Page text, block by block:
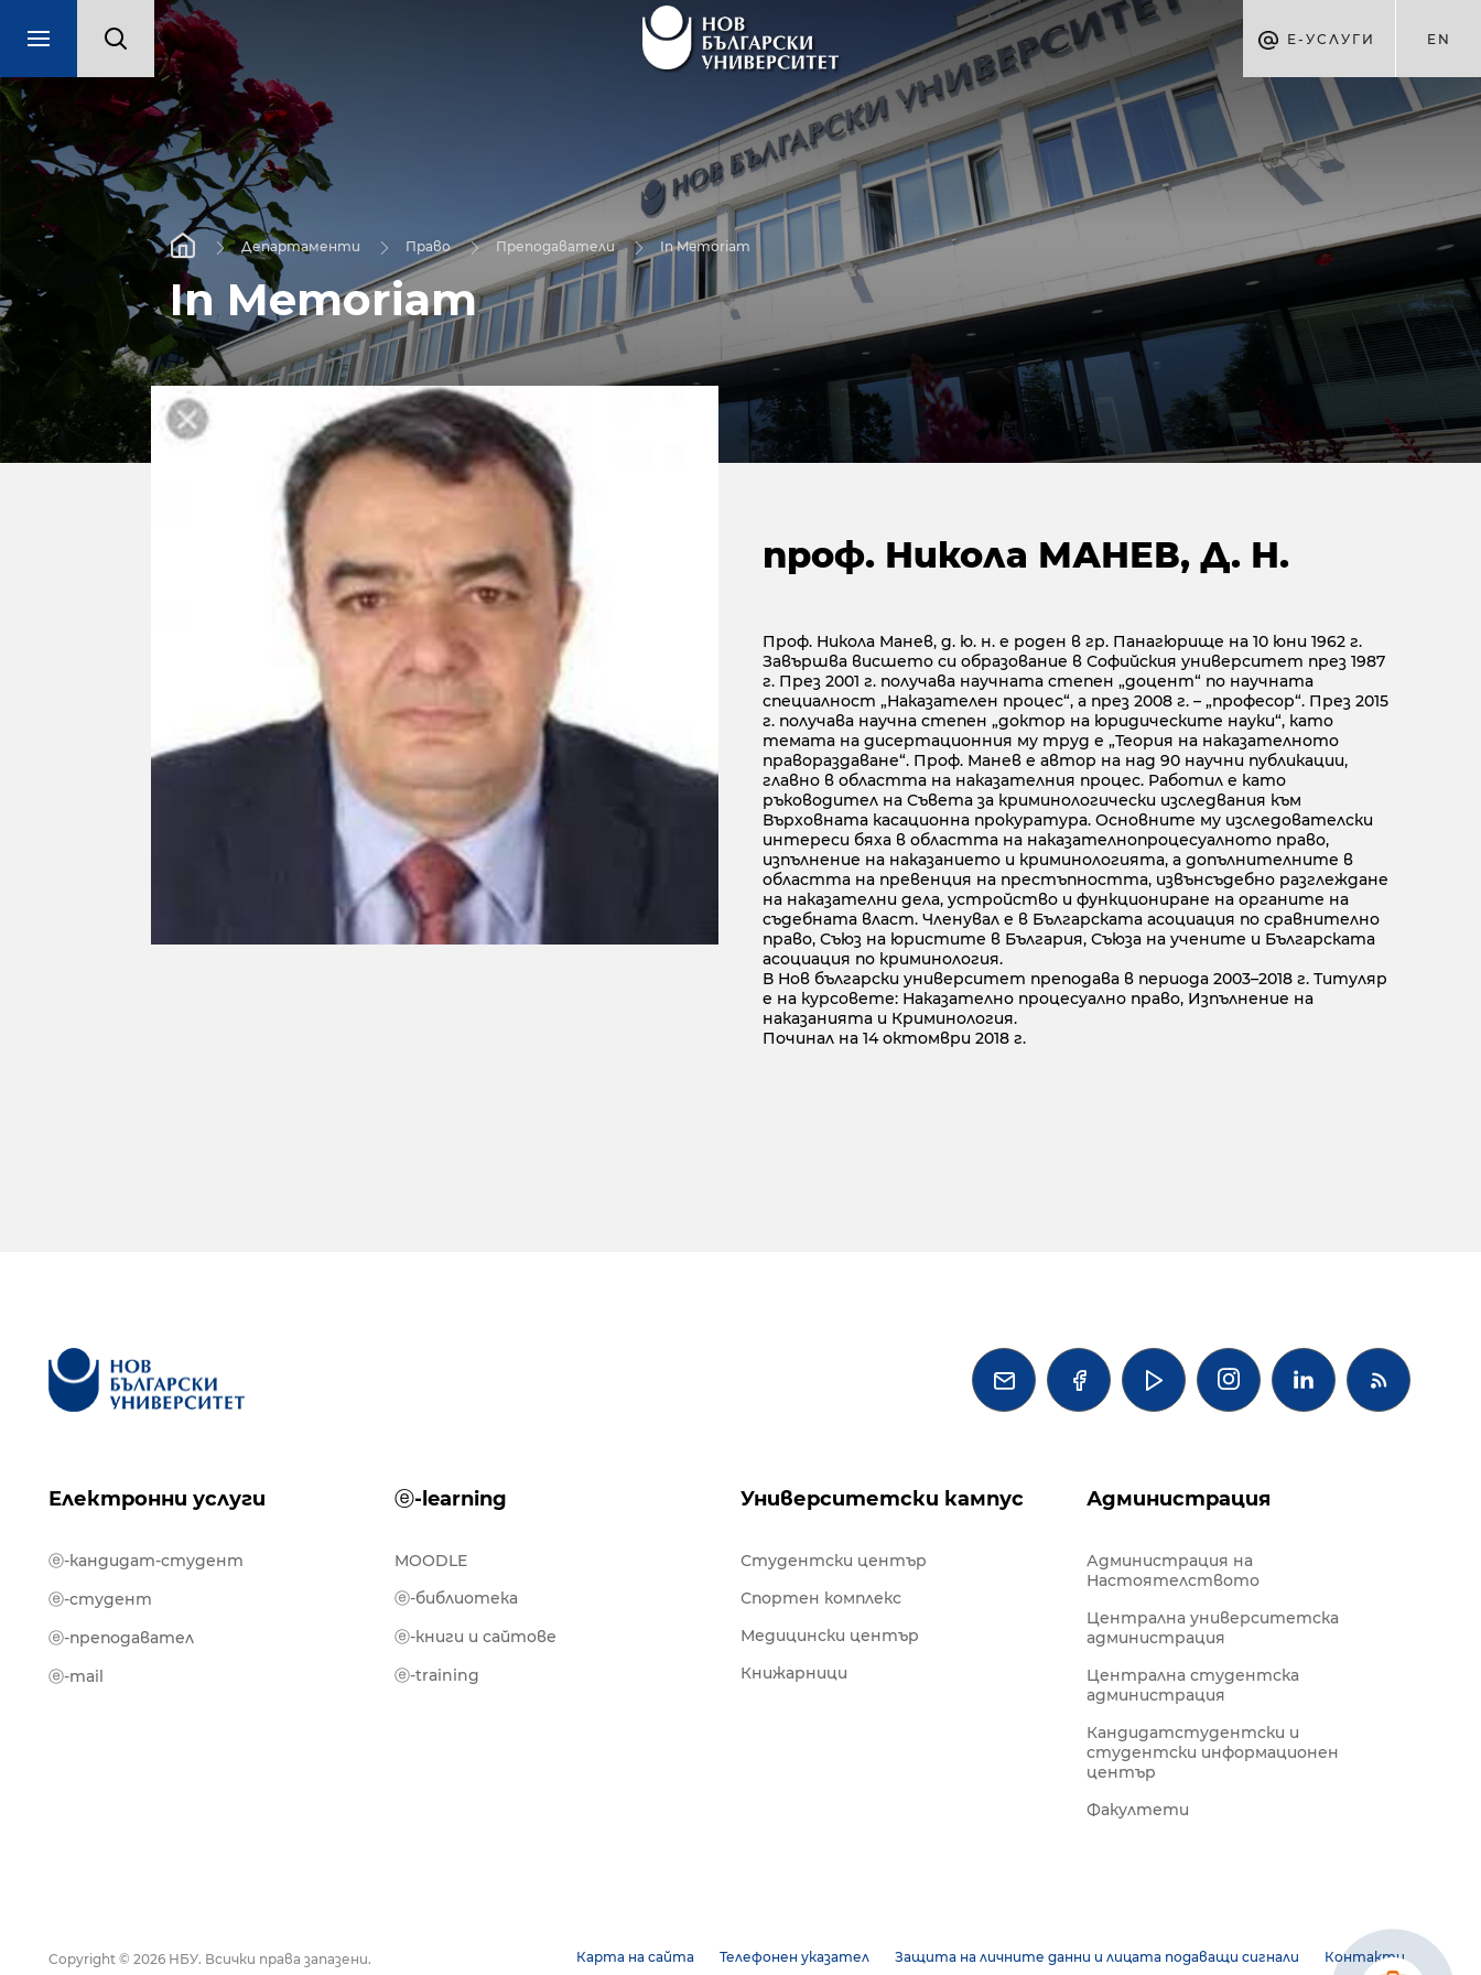
Е-УСЛУГИ EN
Департаменти Право Преподаватели In Memoriam
In Memoriam
проф. Никола МАНЕВ, Д. Н.
Проф. Никола Манев, д. ю. н. е роден в гр. Панагюрище на 10 юни 1962 г.
Завършва висшето си образование в Софийския университет през 1987
г. През 2001 г. получава научната степен „доцент“ по научната
специалност „Наказателен процес“, а през 2008 г. – „професор“. През 2015
г. получава научна степен „доктор на юридическите науки“, като
темата на дисертационния му труд е „Теория на наказателното
правораздаване“. Проф. Манев е автор на над 90 научни публикации,
главно в областта на наказателния процес. Работил е като
ръководител на Съвета за криминологически изследвания към
Върховната касационна прокуратура. Основните му изследователски
интереси бяха в областта на наказателнопроцесуалното право,
изпълнение на наказанието и криминологията, а допълнителните в
областта на превенция на престъпността, извънсъдебно разглеждане
на наказателни дела, устройство и функциониране на органите на
съдебната власт. Членувал е в Българската асоциация по сравнително
право, Съюз на юристите в България, Съюза на учените и Българската
асоциация по криминология.
В Нов български университет преподава в периода 2003–2018 г. Титуляр
е на курсовете: Наказателно процесуално право, Изпълнение на
наказанията и Криминология.
Починал на 14 октомври 2018 г.
   
Електронни услуги ⓔ-learning Университетски кампус Администрация
ⓔ-кандидат-студент
ⓔ-студент
ⓔ-преподавател
ⓔ-mail
MOODLE
ⓔ-библиотека
ⓔ-книги и сайтове
ⓔ-training
Студентски център
Спортен комплекс
Медицински център
Книжарници
Администрация на
Настоятелството
Централна университетска
администрация
Централна студентска
администрация
Кандидатстудентски и
студентски информационен
център
Факултети
Карта на сайта Телефонен указател Защита на личните данни и лицата подаващи сигнали Контакти
Copyright © 2026 НБУ. Всички права запазени.